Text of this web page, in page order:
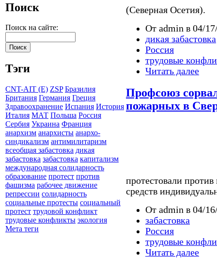
Поиск
Поиск на сайте:
Тэги
CNT-AIT (E) ZSP Бразилия
Британия Германия Греция
Здравоохранение Испания История
Италия МАТ Польша Россия
Сербия Украина Франция
анархизм анархисты анархо-
синдикализм антимилитаризм
всеобщая забастовка дикая
забастовка забастовка капитализм
международная солидарность
образование протест против
фашизма рабочее движение
репрессии солидарность
социальные протесты социальный
протест трудовой конфликт
трудовые конфликты экология
Мета теги
(Северная Осетия).
От admin в 04/
дикая забастовка
Россия
трудовые
Читать далее
Профсоюз
пожарных в
протестовали
средств
От admin в 04/
забастовка
Россия
трудовые
Читать далее